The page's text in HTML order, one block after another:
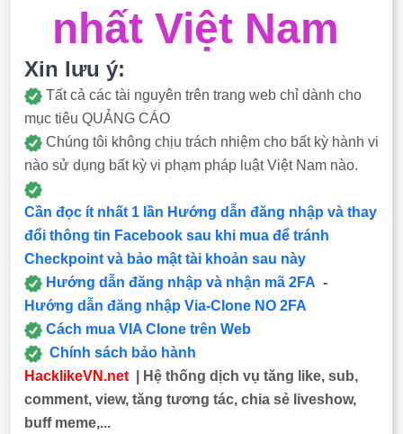
nhất Việt Nam
Xin lưu ý:
Tất cả các tài nguyên trên trang web chỉ dành cho
mục tiêu QUẢNG CÁO
Chúng tôi không chịu trách nhiệm cho bất kỳ hành vi
nào sử dụng bất kỳ vi phạm pháp luật Việt Nam nào.
Cần đọc ít nhất 1 lần Hướng dẫn đăng nhập và thay
đổi thông tin Facebook sau khi mua để tránh
Checkpoint và bảo mật tài khoản sau này
Hướng dẫn đăng nhập và nhận mã 2FA -
Hướng dẫn đăng nhập Via-Clone NO 2FA
Cách mua VIA Clone trên Web
Chính sách bảo hành
HacklikeVN.net | Hệ thống dịch vụ tăng like, sub,
comment, view, tăng tương tác, chia sẻ liveshow,
buff meme,...